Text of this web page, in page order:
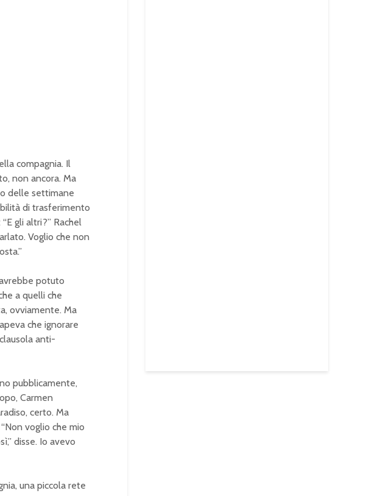
compagnia. Il
non ancora. Ma
delle settimane
di trasferimento
gli altri?” Rachel
Voglio che non
potuto
a quelli che
ovviamente. Ma
che ignorare
anti-
pubblicamente,
Carmen
certo. Ma
voglio che mio
disse. Io avevo
una piccola rete